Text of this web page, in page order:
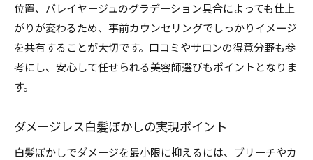
位置、バレイヤージュのグラデーション具合によっても仕上
がりが変わるため、事前カウンセリングでしっかりイメージ
を共有することが大切です。口コミやサロンの得意分野も参
考にし、安心して任せられる美容師選びもポイントとなりま
す。
ダメージレス白髪ぼかしの実現ポイント
白髪ぼかしでダメージを最小限に抑えるには、ブリーチやカ